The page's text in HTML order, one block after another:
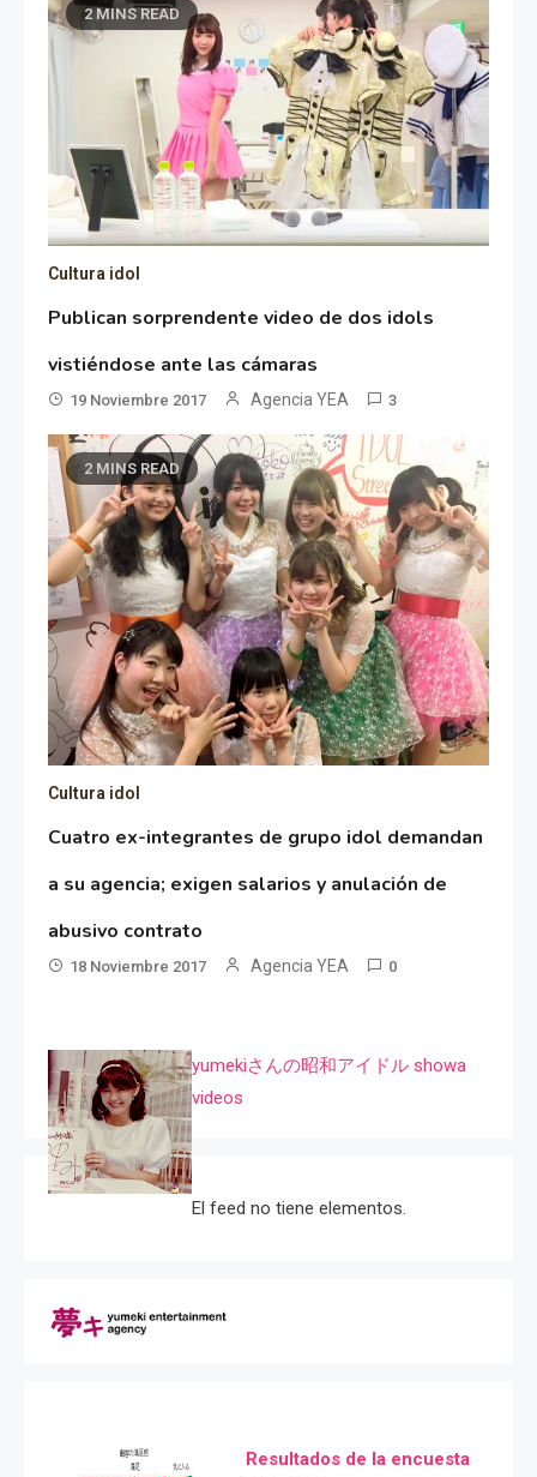
2 MINS READ
Cultura idol
Publican sorprendente video de dos idols
vistiéndose ante las cámaras
19 Noviembre 2017 Agencia YEA 3
2 MINS READ
Cultura idol
Cuatro ex-integrantes de grupo idol demandan
a su agencia; exigen salarios y anulación de
abusivo contrato
18 Noviembre 2017 Agencia YEA 0
yumekiさんの昭和アイドル showa
videos
El feed no tiene elementos.
Resultados de la encuesta